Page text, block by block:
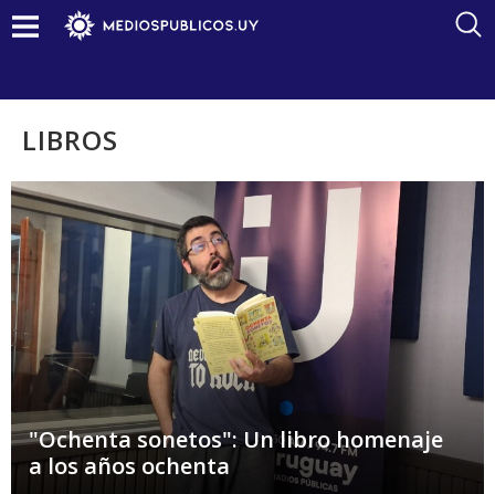
LIBROS
"Ochenta sonetos": Un libro homenaje
a los años ochenta